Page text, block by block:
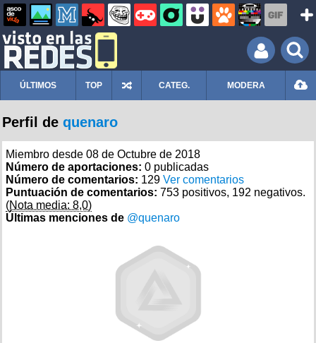
ÚLTIMOS TOP CATEG. MODERA
Perfil de quenaro
Miembro desde 08 de Octubre de 2018
Número de aportaciones: 0 publicadas
Número de comentarios: 129 Ver comentarios
Puntuación de comentarios: 753 positivos, 192 negativos.
(Nota media: 8,0)
Últimas menciones de @quenaro